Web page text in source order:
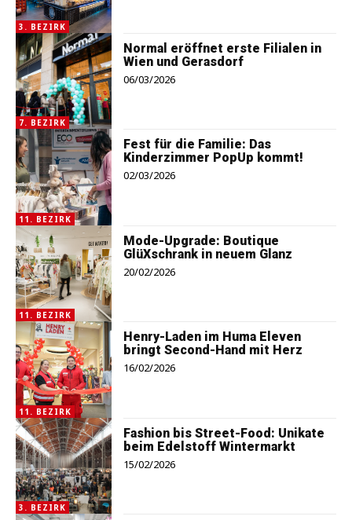
3. BEZIRK
7. BEZIRK
Normal eröffnet erste Filialen in
Wien und Gerasdorf
06/03/2026
11. BEZIRK
Fest für die Familie: Das
Kinderzimmer PopUp kommt!
02/03/2026
11. BEZIRK
Mode-Upgrade: Boutique
GlüXschrank in neuem Glanz
20/02/2026
11. BEZIRK
Henry-Laden im Huma Eleven
bringt Second-Hand mit Herz
16/02/2026
3. BEZIRK
Fashion bis Street-Food: Unikate
beim Edelstoff Wintermarkt
15/02/2026